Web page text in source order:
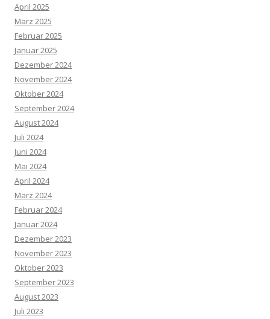
April 2025
März 2025
Februar 2025
Januar 2025
Dezember 2024
November 2024
Oktober 2024
September 2024
August 2024
Juli 2024
Juni 2024
Mai 2024
April 2024
März 2024
Februar 2024
Januar 2024
Dezember 2023
November 2023
Oktober 2023
September 2023
August 2023
Juli 2023